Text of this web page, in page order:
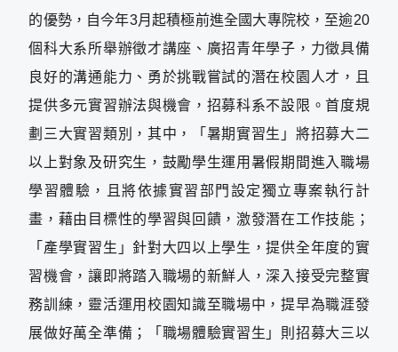
的優勢，自今年3月起積極前進全國大專院校，至逾20
個科大系所舉辦徵才講座、廣招青年學子，力徵具備
良好的溝通能力、勇於挑戰嘗試的潛在校園人才，且
提供多元實習辦法與機會，招募科系不設限。首度規
劃三大實習類別，其中，「暑期實習生」將招募大二
以上對象及研究生，鼓勵學生運用暑假期間進入職場
學習體驗，且將依據實習部門設定獨立專案執行計
畫，藉由目標性的學習與回饋，激發潛在工作技能；
「產學實習生」針對大四以上學生，提供全年度的實
習機會，讓即將踏入職場的新鮮人，深入接受完整實
務訓練，靈活運用校園知識至職場中，提早為職涯發
展做好萬全準備；「職場體驗實習生」則招募大三以